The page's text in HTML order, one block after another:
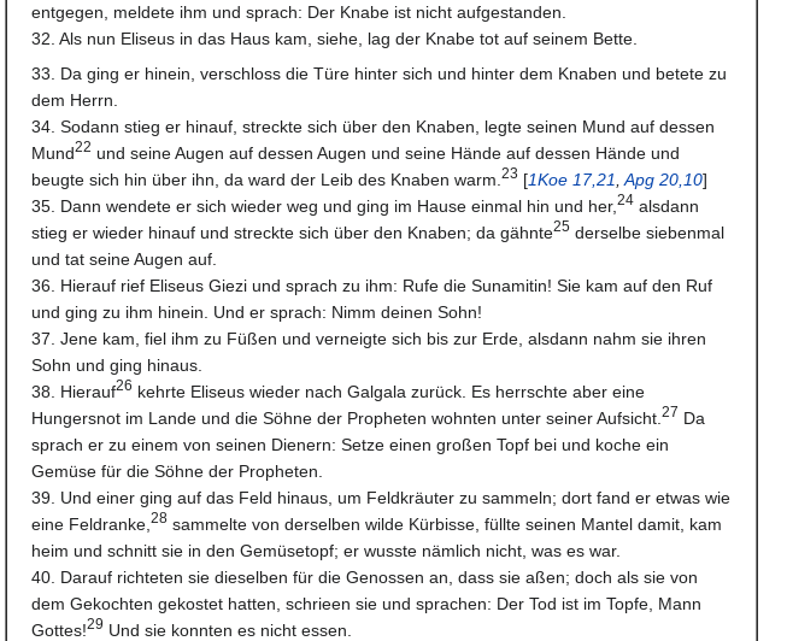
entgegen, meldete ihm und sprach: Der Knabe ist nicht aufgestanden.
32. Als nun Eliseus in das Haus kam, siehe, lag der Knabe tot auf seinem Bette.
33. Da ging er hinein, verschloss die Türe hinter sich und hinter dem Knaben und betete zu
dem Herrn.
34. Sodann stieg er hinauf, streckte sich über den Knaben, legte seinen Mund auf dessen
Mund22 und seine Augen auf dessen Augen und seine Hände auf dessen Hände und
beugte sich hin über ihn, da ward der Leib des Knaben warm. 23 [1Koe 17,21 Apg 20,10]
35. Dann wendete er sich wieder weg und ging im Hause einmal hin und her, 24 alsdann
stieg er wieder hinauf und streckte sich über den Knaben; da gähnte25 derselbe siebenmal
und tat seine Augen auf.
36. Hierauf rief Eliseus Giezi und sprach zu ihm: Rufe die Sunamitin! Sie kam auf den Ruf
und ging zu ihm hinein. Und er sprach: Nimm deinen Sohn!
37. Jene kam, fiel ihm zu Füßen und verneigte sich bis zur Erde, alsdann nahm sie ihren
Sohn und ging hinaus.
38. Hierauf26 kehrte Eliseus wieder nach Galgala zurück. Es herrschte aber eine
Hungersnot im Lande und die Söhne der Propheten wohnten unter seiner Aufsicht. 27 Da
sprach er zu einem von seinen Dienern: Setze einen großen Topf bei und koche ein
Gemüse für die Söhne der Propheten.
39. Und einer ging auf das Feld hinaus, um Feldkräuter zu sammeln; dort fand er etwas wie
eine Feldranke, 28 sammelte von derselben wilde Kürbisse, füllte seinen Mantel damit, kam
heim und schnitt sie in den Gemüsetopf; er wusste nämlich nicht, was es war.
40. Darauf richteten sie dieselben für die Genossen an, dass sie aßen; doch als sie von
dem Gekochten gekostet hatten, schrieen sie und sprachen: Der Tod ist im Topfe, Mann
Gottes!29 Und sie konnten es nicht essen.